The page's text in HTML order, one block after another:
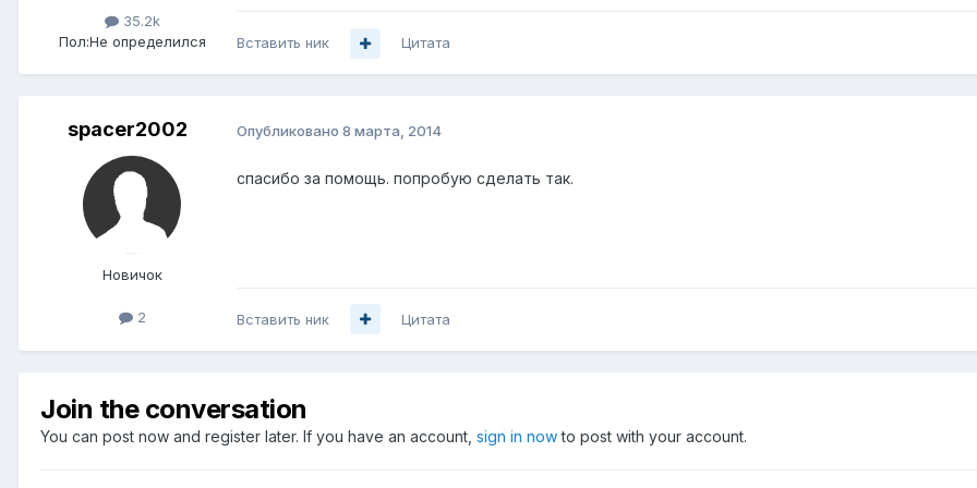
35.2k
Пол:Не определился Вставить ник Цитата
spacer2002
Новичок
2
Опубликовано 8 марта, 2014
спасибо за помощь. попробую сделать так.
Вставить ник Цитата
Join the conversation
You can post now and register later. If you have an account, sign in nowto post with your account.